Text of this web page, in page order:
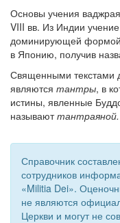
6 августа
Преображение
см. календарь
Обратная связь
mail@apologia.ru
Отправить сообщение
Вход
Основы учения
VIII вв. Из Индии
доминирующей формой
в Японию, получив
Священными текстами
являются тантры, в
истины, явленные
называюттантраяной.
Справочник
сотрудников
«Militia Dei».
не являются
Церкви и могут не